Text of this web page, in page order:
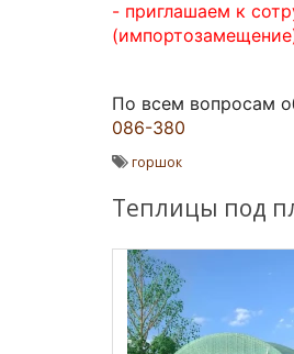
- приглашаем к
По всем вопросам
086-380
горшок
Теплицы под